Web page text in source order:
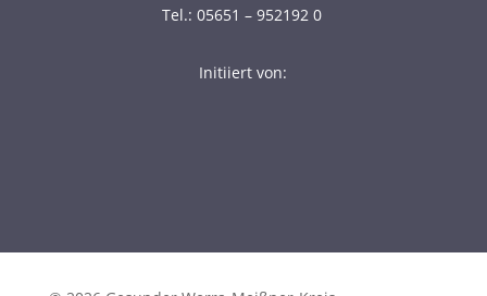
Tel.: 05651 – 952192 0
Initiiert von: